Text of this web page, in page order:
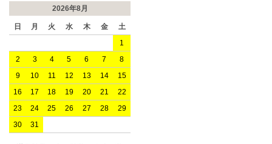
2026年8月
日 月 火 水 木 金
土
1
2
3 4 5 6 7
8
9
10 11 12 13 14
15
16
17 18 19 20 21
22
23
24 25 26 27 28
29
30
31